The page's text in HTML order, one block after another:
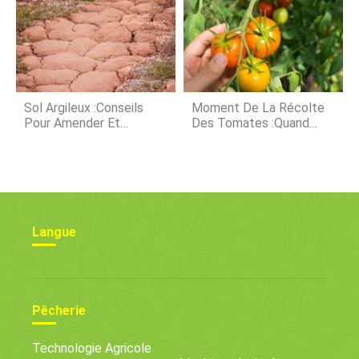
2021
Sol Argileux :Conseils
Pour Amender Et
Moment De La Récolte
Des Tomates :quand
Langue
Pêcherie
Technologie Agricole